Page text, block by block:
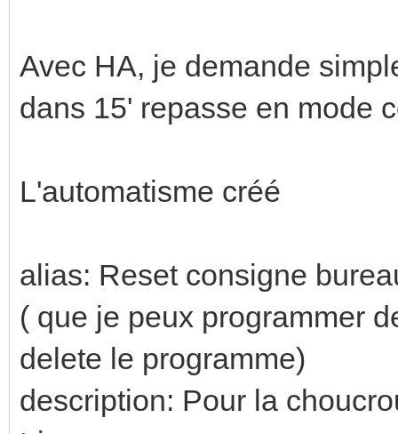
Avec HA, je demande
dans 15' repasse en mode
L'automatisme créé
alias: Reset consigne
( que je peux programmer
delete le programme)
description: Pour la